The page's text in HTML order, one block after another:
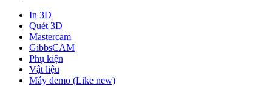
In 3D
Quét 3D
Mastercam
GibbsCAM
Phụ kiện
Vật liệu
Máy demo (Like new)